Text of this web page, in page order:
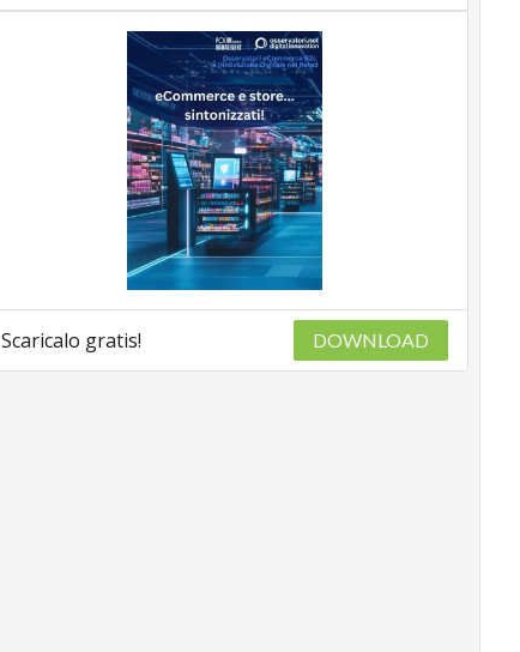
Scaricalo gratis! DOWNLOAD